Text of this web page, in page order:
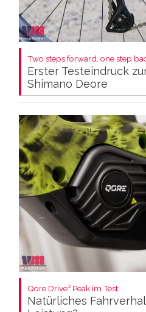
Two steps forward, one step
Erster Testeindruck
Shimano Deore
Qore Drive³ Peak im Test:
Natürliches